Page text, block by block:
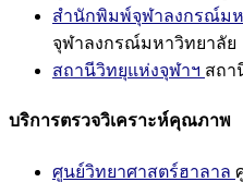
สำนักพิมพ์จุฬาลงกรณ์ม
จุฬาลงกรณ์มหาวิทยาลัย
สถานีวิทยุแห่งจุฬาฯ สถา
บริการตรวจวิเคราะห์คุณภาพ
ศูนย์วิทยาศาสตร์ฮาลาล